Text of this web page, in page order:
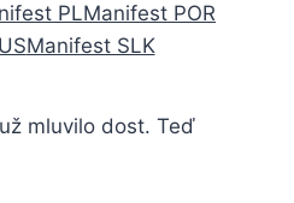
PLManifest POR
Manifest SLK
mluvilo dost. Teď